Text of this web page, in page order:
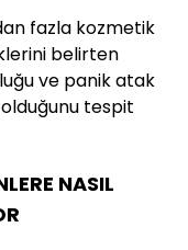
fazla kozmetik
belirten
ve panik atak
olduğunu tespit
NASIL